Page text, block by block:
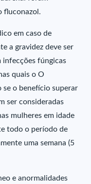
fluconazol.
em caso de
a gravidez deve ser
infecções fúngicas
quais o O
se o benefício superar
ser consideradas
mulheres em idade
todo o período de
uma semana (5
e anormalidades